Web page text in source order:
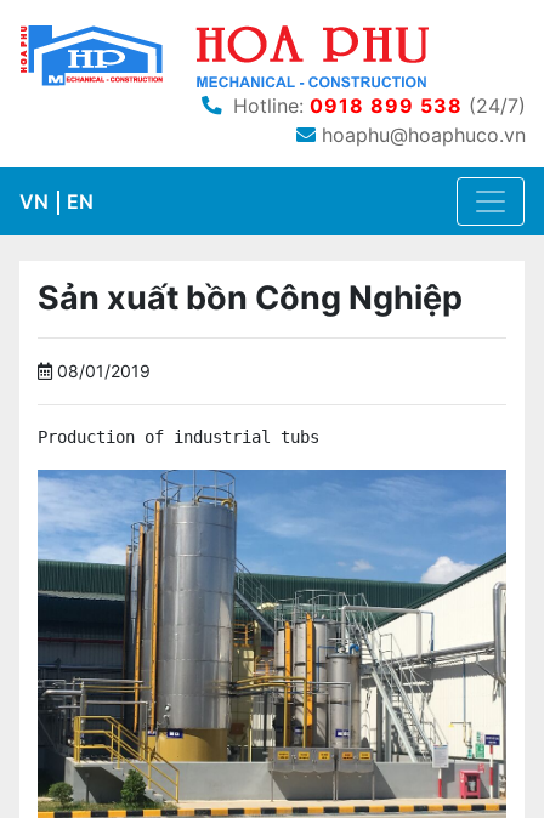
Hotline: 0918 899 538 (24/7)
hoaphu@hoaphuco.vn
VN EN
Sản xuất bồn Công Nghiệp
08/01/2019
Production of industrial tubs